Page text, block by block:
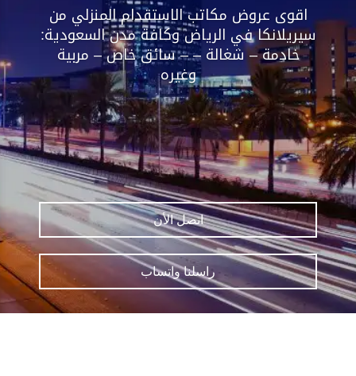
اقوى عروض مكاتب الاستقدام المنزلي من
سيريلانكا في الرياض وكافة مدن السعودية:
خادمة – شغالة – – سائق خاص – مربية
وغيره
اتصل الأن
راسلنا واتساب